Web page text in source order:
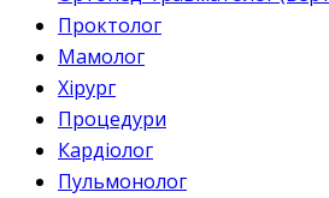
Проктолог
Мамолог
Хірург
Процедури
Кардіолог
Пульмонолог